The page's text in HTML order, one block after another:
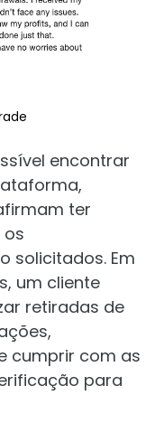
encontrar
ter
solicitados. Em
um cliente
retiradas de
cumprir com as
para